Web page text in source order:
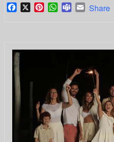
Facebook
X PinterestWhatsApp
TeamsEmail
Share